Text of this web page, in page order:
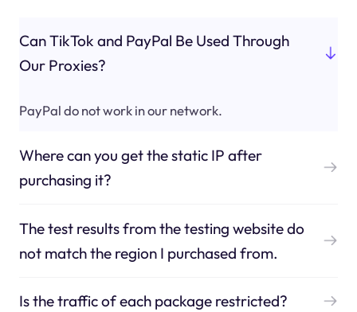
Can TikTok and PayPal Be Used Through
Our Proxies?
PayPal do not work in our network.
Where can you get the static IP after
purchasing it?
The test results from the testing website do
not match the region I purchased from.
Is the traffic of each package restricted?